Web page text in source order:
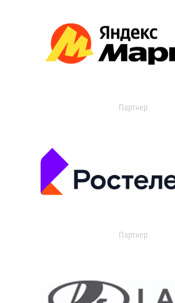
Партнер
Партнер